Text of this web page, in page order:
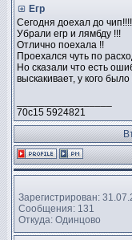
Егр
Сегодня доехал до
Убрали егр и лямбду !!!
Отлично поехала !!
Проехался чуть по
Но сказали что есть
выскакивает, у кого
70с15 5924821
Зарегистрирован:
Сообщения: 131
Откуда: Одинцово